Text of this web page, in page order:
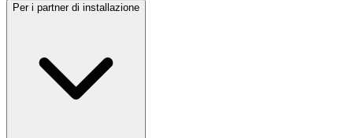
Per i partner di installazione